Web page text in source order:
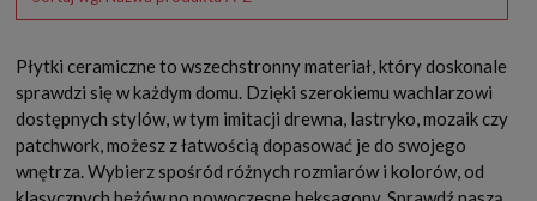
Płytki ceramiczne to wszechstronny materiał, który doskonale
sprawdzi się w każdym domu. Dzięki szerokiemu wachlarzowi
dostępnych stylów, w tym imitacji drewna, lastryko, mozaik czy
patchwork, możesz z łatwością dopasować je do swojego
wnętrza. Wybierz spośród różnych rozmiarów i kolorów, od